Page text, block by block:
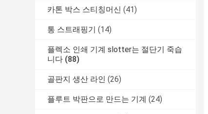
카톤 박스 스티칭머신 (41)
통 스트래핑기 (14)
플렉소 인쇄 기계 slotter는 절단기 죽습
니다 (88)
골판지 생산 라인 (26)
플루트 박판으로 만드는 기계 (24)